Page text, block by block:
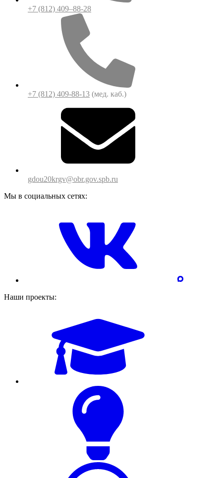
+7 (812) 409–88-28
+7 (812) 409-88-13 (мед. каб.)
gdou20krgv@obr.gov.spb.ru
Мы в социальных сетях:
Наши проекты: